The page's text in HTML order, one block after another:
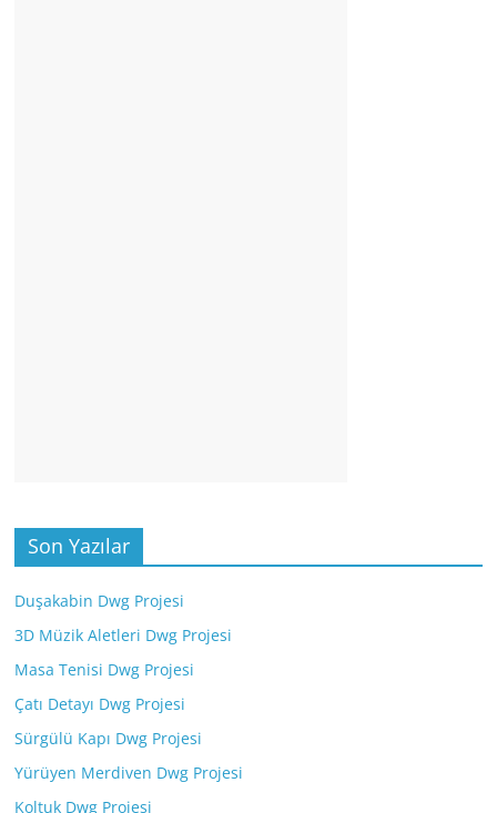
Son Yazılar
Duşakabin Dwg Projesi
3D Müzik Aletleri Dwg Projesi
Masa Tenisi Dwg Projesi
Çatı Detayı Dwg Projesi
Sürgülü Kapı Dwg Projesi
Yürüyen Merdiven Dwg Projesi
Koltuk Dwg Projesi